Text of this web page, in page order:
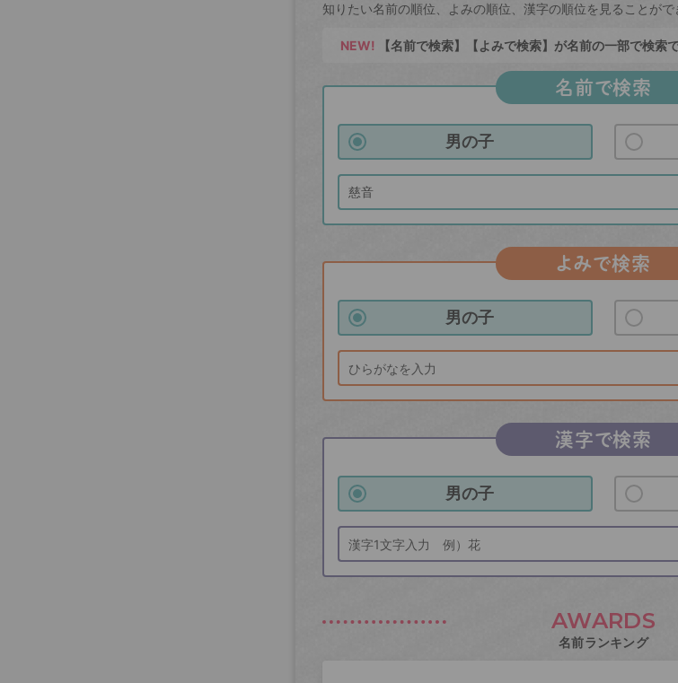
知りたい名前の順位、よみの順位、漢字の順位を見ることがで
NEW! 【名前で検索】【よみで検索】が名前の一部で検索
名前で検索
男の子
よみで検索
男の子
漢字で検索
男の子
AWARDS
名前ランキング